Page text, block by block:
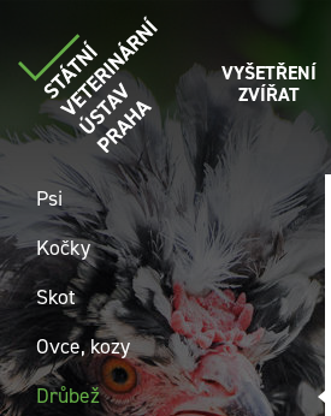
VYŠETŘENÍ
ZVÍŘAT
Psi
Kočky
Skot
Ovce, kozy
Drůbež